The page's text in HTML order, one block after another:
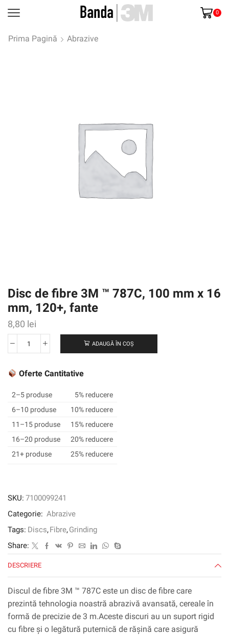
0
Prima Pagină Abrazive
Disc de fibre 3M ™ 787C, 100 mm x 16
mm, 120+, fante
8,80 lei
Cantitate
de
3M
787C,
100
mm
fante
ADAUGĂ ÎN COȘ
Oferte Cantitative
2–5 produse
5% reducere
6–10 produse
10% reducere
11–15 produse
15% reducere
16–20 produse
20% reducere
21+ produse
25% reducere
SKU: 7100099241
Categorie: Abrazive
Tags: Discs,Fibre,Grinding
Share:
DESCRIERE
Discul de fibre 3M ™ 787C este un disc de fibre care
prezintă tehnologia noastră abrazivă avansată, cereale în
formă de precizie de 3 m.Aceste discuri au un suport rigid
cu fibre și o legătură puternică de rășină care asigură